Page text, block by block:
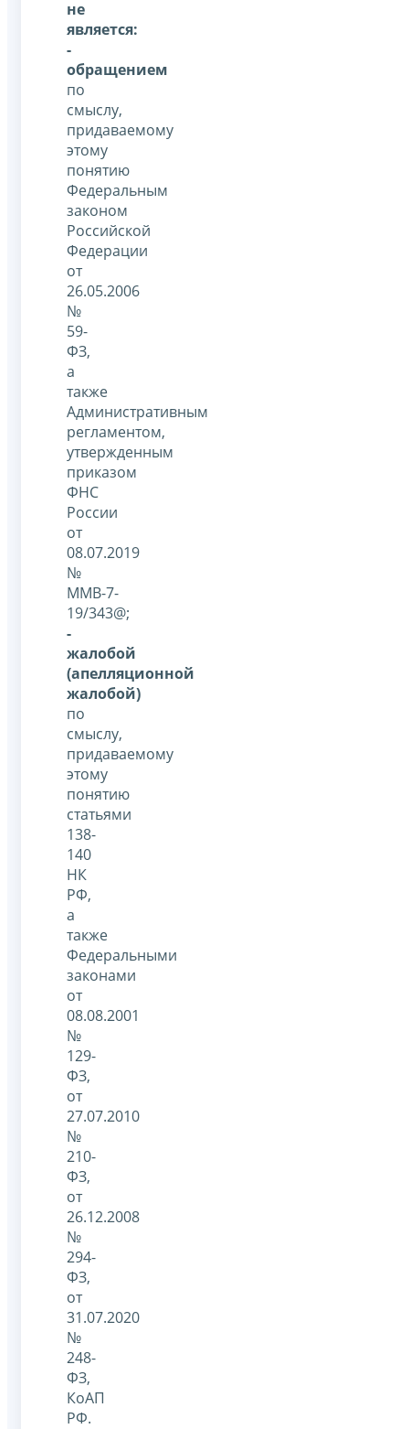
не
является:
-
обращением
по
смыслу,
придаваемому
этому
понятию
Федеральным
законом
Российской
Федерации
от
26.05.2006
№
59-
ФЗ,
а
также
Административным
регламентом,
утвержденным
приказом
ФНС
России
от
08.07.2019
№
ММВ-7-
19/343@;
-
жалобой
(апелляционной
жалобой)
по
смыслу,
придаваемому
этому
понятию
статьями
138-
140
НК
РФ,
а
также
Федеральными
законами
от
08.08.2001
№
129-
ФЗ,
от
27.07.2010
№
210-
ФЗ,
от
26.12.2008
№
294-
ФЗ,
от
31.07.2020
№
248-
ФЗ,
КоАП
РФ.